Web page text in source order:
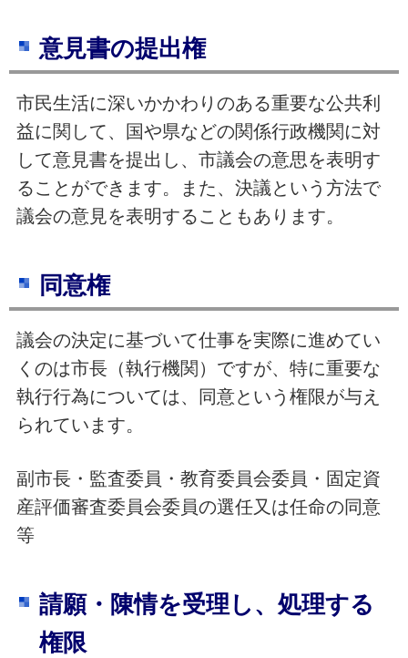
意見書の提出権
市民生活に深いかかわりのある重要な公共利
益に関して、国や県などの関係行政機関に対
して意見書を提出し、市議会の意思を表明す
ることができます。また、決議という方法で
議会の意見を表明することもあります。
同意権
議会の決定に基づいて仕事を実際に進めてい
くのは市長（執行機関）ですが、特に重要な
執行行為については、同意という権限が与え
られています。
副市長・監査委員・教育委員会委員・固定資
産評価審査委員会委員の選任又は任命の同意
等
請願・陳情を受理し、処理する
権限